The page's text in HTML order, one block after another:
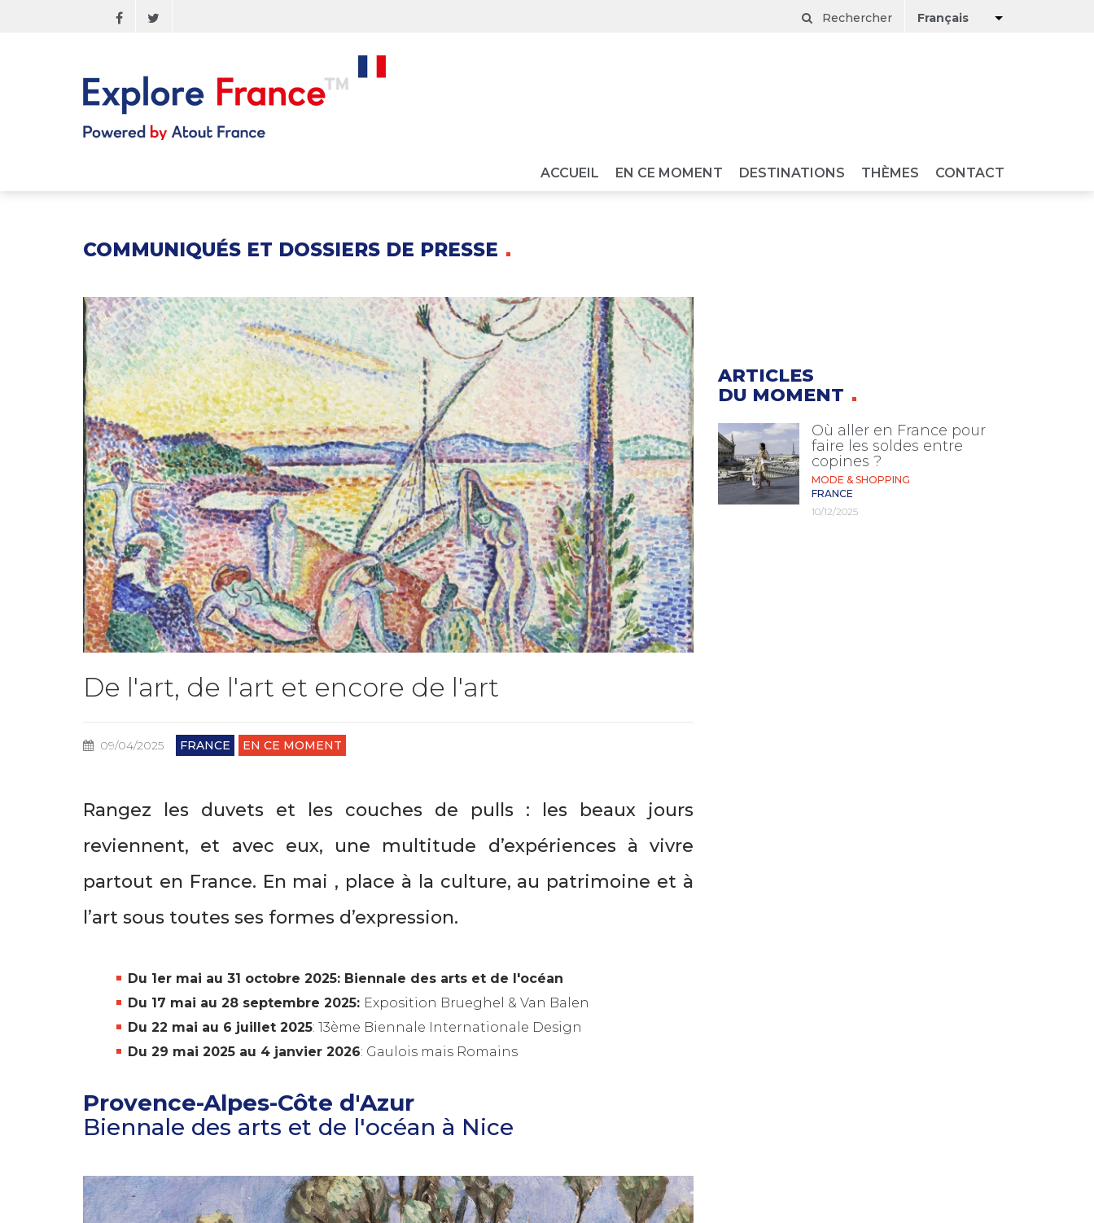
Rechercher Français
ACCUEIL EN CE MOMENT DESTINATIONS THÈMES CONTACT
COMMUNIQUÉS ET DOSSIERS DE PRESSE
De l'art, de l'art et encore de l'art
09/04/2025 FRANCE EN CE MOMENT
Rangez les duvets et les couches de pulls : les beaux jours
reviennent, et avec eux, une multitude d’expériences à vivre
partout en France. En mai , place à la culture, au patrimoine et à
l’art sous toutes ses formes d’expression.
Du 1er mai au 31 octobre 2025: Biennale des arts et de l'océan
Du 17 mai au 28 septembre 2025: Exposition Brueghel & Van Balen
Du 22 mai au 6 juillet 2025: 13ème Biennale Internationale Design
Du 29 mai 2025 au 4 janvier 2026: Gaulois mais Romains
Provence-Alpes-Côte d'Azur
Biennale des arts et de l'océan à Nice
ARTICLES
DU MOMENT
Où aller en France pour
faire les soldes entre
copines ?
MODE & SHOPPING
FRANCE
10/12/2025